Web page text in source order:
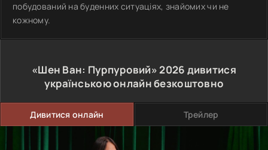
побудований на буденних ситуаціях, знайомих чи не
кожному.
«Шен Ван: Пурпуровий»2026 дивитися
українською онлайн безкоштовно
Дивитися онлайн Трейлер